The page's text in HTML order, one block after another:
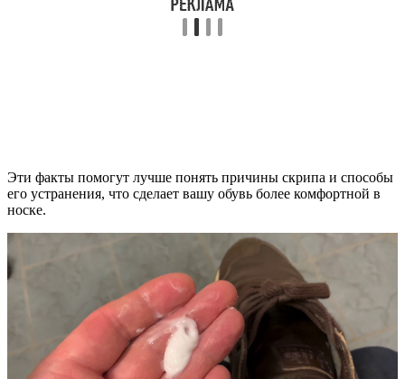
Эти факты помогут лучше понять причины скрипа и способы
его устранения, что сделает вашу обувь более комфортной в
носке.